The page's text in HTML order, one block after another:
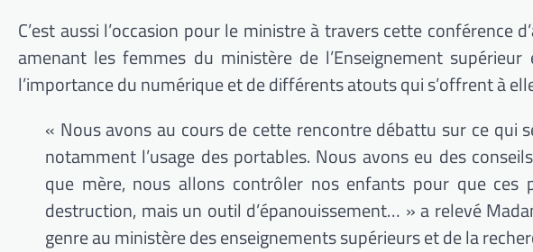
C’est aussi l’occasion pour le ministre à travers cette conférence
amenant les femmes du ministère de l’Enseignement
l’importance du numérique et de différents atouts qui s’offrent à
« Nous avons au cours de cette rencontredébattu sur ce qui
notamment l’usage des portables. Nous avons eu des
que mère, nous allons contrôler nos enfants pour que
destruction, mais un outil d’épanouissement… »a relevé
genre au ministère des enseignements supérieurs et de la